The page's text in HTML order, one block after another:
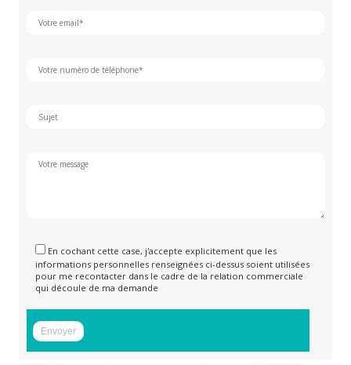
En cochant cette case, j'accepte explicitement que les
informations personnelles renseignées ci-dessus soient utilisées
pour me recontacter dans le cadre de la relation commerciale
qui découle de ma demande